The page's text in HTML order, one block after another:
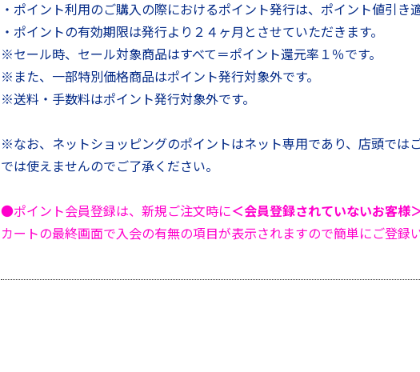
・ポイント利用のご購入の際におけるポイント発行は、ポイント値引き
・ポイントの有効期限は発行より２４ヶ月とさせていただきます。
※セール時、セール対象商品はすべて＝ポイント還元率１％です。
※また、一部特別価格商品はポイント発行対象外です。
※送料・手数料はポイント発行対象外です。
※なお、ネットショッピングのポイントはネット専用であり、店頭では
では使えませんのでご了承ください。
●ポイント会員登録は、新規ご注文時に＜会員登録されていないお客様
カートの最終画面で入会の有無の項目が表示されますので簡単にご登録